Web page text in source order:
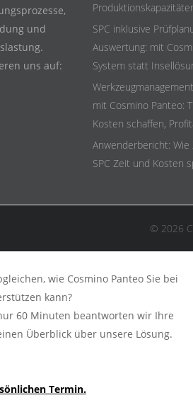
und
uns auf:
SPC inklusive
Auswertung: mit
System statt
mit Cosmino Panteo:
Kosten schaffen,
Anwenderbericht: Wie
SPC Zeit und Kosten
© 2026
wie Cosmino Panteo Sie bei
kann?
60 Minuten beantworten wir Ihre
Überblick über unsere Lösung.
Termin.